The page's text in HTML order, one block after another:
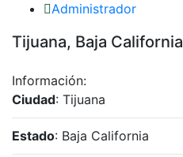
Administrador
Tijuana, Baja California
Información:
Ciudad: Tijuana
Estado: Baja California